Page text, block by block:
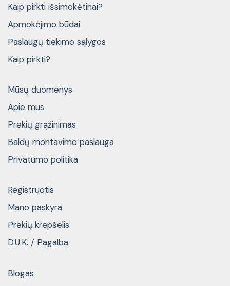
Kaip pirkti išsimokėtinai?
Apmokėjimo būdai
Paslaugų tiekimo sąlygos
Kaip pirkti?
Mūsų duomenys
Apie mus
Prekių grąžinimas
Baldų montavimo paslauga
Privatumo politika
Registruotis
Mano paskyra
Prekių krepšelis
D.U.K. / Pagalba
Blogas